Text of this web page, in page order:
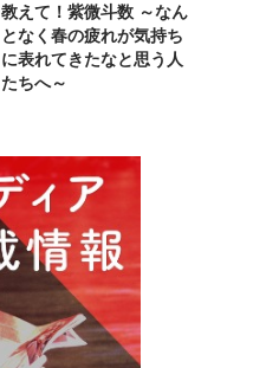
教えて！紫微斗数 ～なん
となく春の疲れが気持ち
に表れてきたなと思う人
たちへ～